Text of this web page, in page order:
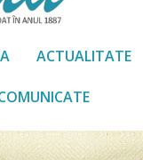
ACTUALITATE